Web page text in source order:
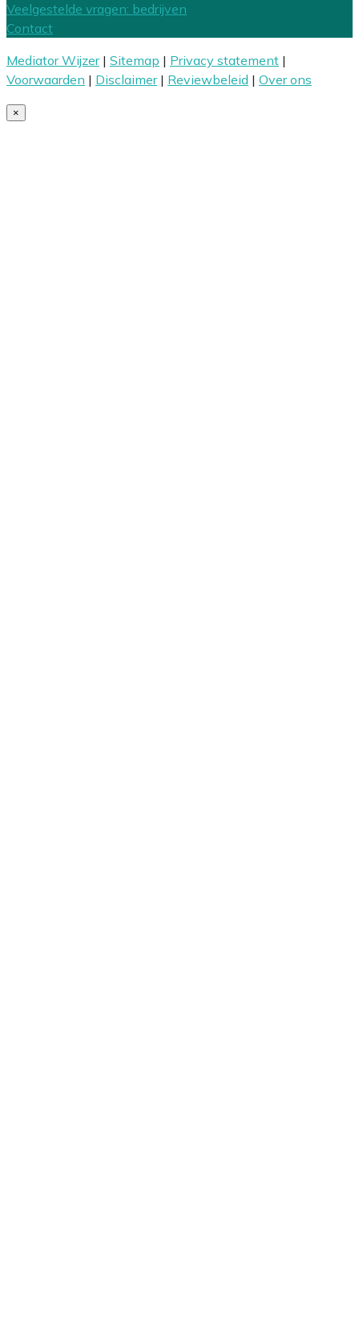
Veelgestelde vragen: bedrijven
Contact
Mediator Wijzer| Sitemap | Privacy statement |
Voorwaarden | Disclaimer| Reviewbeleid | Over ons
×